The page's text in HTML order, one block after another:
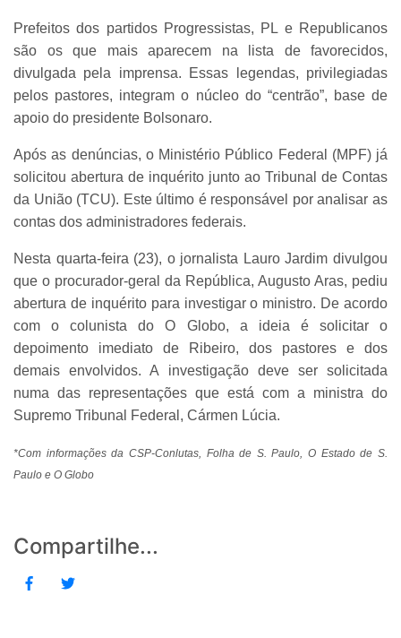
Prefeitos dos partidos Progressistas, PL e Republicanos
são os que mais aparecem na lista de favorecidos,
divulgada pela imprensa. Essas legendas, privilegiadas
pelos pastores, integram o núcleo do “centrão”, base de
apoio do presidente Bolsonaro.
Após as denúncias, o Ministério Público Federal (MPF) já
solicitou abertura de inquérito junto ao Tribunal de Contas
da União (TCU). Este último é responsável por analisar as
contas dos administradores federais.
Nesta quarta-feira (23), o jornalista Lauro Jardim divulgou
que o procurador-geral da República, Augusto Aras, pediu
abertura de inquérito para investigar o ministro. De acordo
com o colunista do O Globo, a ideia é solicitar o
depoimento imediato de Ribeiro, dos pastores e dos
demais envolvidos. A investigação deve ser solicitada
numa das representações que está com a ministra do
Supremo Tribunal Federal, Cármen Lúcia.
*Com informações da CSP-Conlutas, Folha de S. Paulo, O Estado de S.
Paulo e O Globo
Compartilhe...